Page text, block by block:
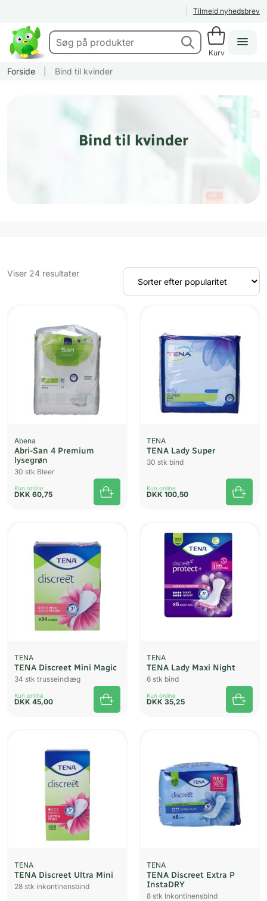
Tilmeld nyhedsbrev
Kurv
Forside Bind til kvinder
Bind til kvinder
Viser 24 resultaterSorteret
Abena
Abri-San 4 Premium
lysegrøn
30 stk Bleer
Kun online
DKK 60,75
TENA
TENA Lady Super
30 stk bind
Kun online
DKK 100,50
TENA
TENA Discreet Mini Magic
34 stk trusseindlæg
Kun online
DKK 45,00
TENA
TENA Lady Maxi Night
6 stk bind
Kun online
DKK 35,25
TENA
TENA Discreet Ultra Mini
28 stk inkontinensbind
TENA
TENA Discreet Extra P
InstaDRY
8 stk Inkontinensbind